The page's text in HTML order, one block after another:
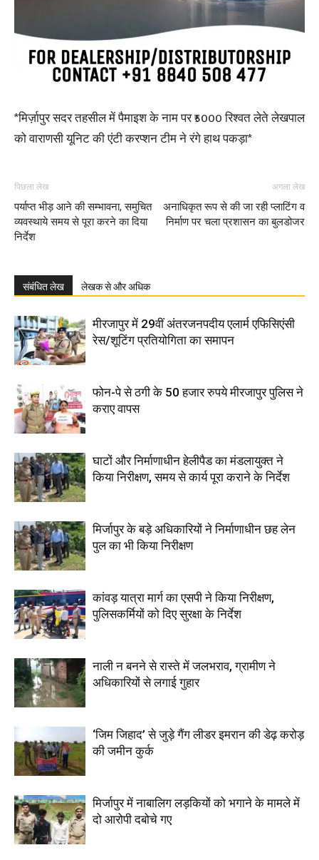
*मिर्ज़ापुर सदर तहसील में पैमाइश के नाम पर ₹5000 रिश्वत लेते लेखपाल
को वाराणसी यूनिट की एंटी करप्शन टीम ने रंगे हाथ पकड़ा*
पिछला लेख
पर्याप्त भीड़ आने की सम्भावना, समुचित
व्यवस्थाये समय से पूरा करने का दिया
निर्देश
अगला लेख
अनाधिकृत रूप से की जा रही प्लाटिंग व
निर्माण पर चला प्रशासन का बुलडोजर
संबंधित लेख लेखक से और अधिक
मीरजापुर में 29वीं अंतरजनपदीय एलार्म एफिसिएंसी
रेस/शूटिंग प्रतियोगिता का समापन
फोन-पे से ठगी के 50 हजार रुपये मीरजापुर पुलिस ने
कराए वापस
घाटों और निर्माणाधीन हेलीपैड का मंडलायुक्त ने
किया निरीक्षण, समय से कार्य पूरा कराने के निर्देश
मिर्जापुर के बड़े अधिकारियों ने निर्माणाधीन छह लेन
पुल का भी किया निरीक्षण
कांवड़ यात्रा मार्ग का एसपी ने किया निरीक्षण,
पुलिसकर्मियों को दिए सुरक्षा के निर्देश
नाली न बनने से रास्ते में जलभराव, ग्रामीण ने
अधिकारियों से लगाई गुहार
‘जिम जिहाद’ से जुड़े गैंग लीडर इमरान की डेढ़ करोड़
की जमीन कुर्क
मिर्जापुर में नाबालिग लड़कियों को भगाने के मामले में
दो आरोपी दबोचे गए